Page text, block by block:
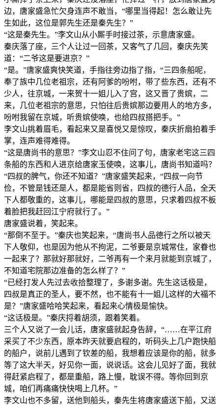
边，唐家盛急忙欠身连声不敢当，“哪里当得起！怎么敢让先
生如此，这位是郭先生还是秦先生？”
“这是秦先生。”李文山从小厮手时接过茶，示意唐家盛。
秦庆落了座，三个人让过一回茶，又客气了几回，秦庆先笑
道：“二爷这是要进京？”
“是。”唐家盛爽快笑道，手指往旁边指了指，“三四条船呢，
奉了族中几位老祖宗，还有阿爹的吩咐，带了些东西，还有不
少人，往京城，一来贺十一姐儿入了宫，这又晋了贵嫔，二
来，几位老祖宗的意思，只怕往后贵嫔那边要用人的地方多，
吩咐我留在京城，听贵嫔使唤，也给四叔搭把手。”
李文山挑着眉毛，看起来又是喜悦又是惊叹，秦庆折扇拍着手
掌，连声难得难得。
“这是唐尚书的意思？”李文山忍不住问了句，唐家老宅这三四
条船的东西和人进京给唐家玉使唤，这事儿，唐尚书知道吗？
“四叔的脾气，你还不知道？”唐家盛笑起来，“四叔一向节
俭，不管是钱还是人，都是能省则省，四叔的德行人品，全天
下人都敬重的，这事儿，哪能是四叔的意思，只求着四叔不板
着脸把我赶回江宁府就行了。”
唐家盛说着，笑起来。
“那倒不至于。”秦庆也笑起来，“唐尚书人品德行之所以被天
下人敬仰，也是因为他从不拘泥，二爷要是京城常住，家眷也
一起来了？那就好那就好，二爷再有一个来月就能到京城了，
不知道宅院那边准备的怎么样了？”
“已经打发人先过去收拾整理了，多谢多谢。先生这话极是，
四叔是真正的圣人，要不然，也不能有十一姐儿这样的大福不
是？”唐家盛哈哈笑起来，看起来心情极是愉快。
“这话极是。”秦庆捋着胡须，跟着笑着。
三个人又说了一会儿话，唐家盛就起身告辞，“……在平江府
采买了不少东西，原本昨天就要启程的，听码头上几户跑快船
的船户，说前儿遇到了钦差的船，我想着应该是你的船，就多
等了这大半天，好见你一面，说说话。这会儿见好了面，我就
得赶紧启程了，都是重船，路上慢，耽误不得。等你回到京
城，咱们再痛痛快快喝上几杯。”
李文山也不多留，送他到船头，秦先生将唐家盛送下船，又送